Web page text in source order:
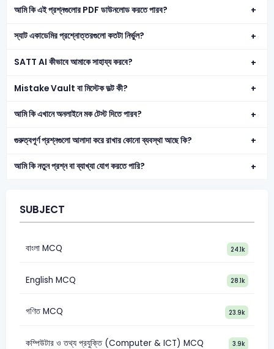
আমি কি এই প্রশ্নগুলোর PDF ডাউনলোড করতে পারব?
স্যাট একাডেমির প্রশ্নোত্তরগুলো কতটা নির্ভুল?
SATT AI কীভাবে আমাকে সাহায্য করবে?
Mistake Vault বা মিস্টেক ভল্ট কী?
আমি কি এখানে অনলাইনে মক টেস্ট দিতে পারব?
গুরুত্বপূর্ণ প্রশ্নগুলো আলাদা করে রাখার কোনো ব্যবস্থা আছে কি?
আমি কি নতুন প্রশ্ন বা ব্যাখ্যা যোগ করতে পারি?
SUBJECT
বাংলা MCQ 24.1k
English MCQ 28.1k
গণিত MCQ 23.9k
কম্পিউটার ও তথ্য প্রযুক্তি (Computer & ICT) MCQ 3.9k